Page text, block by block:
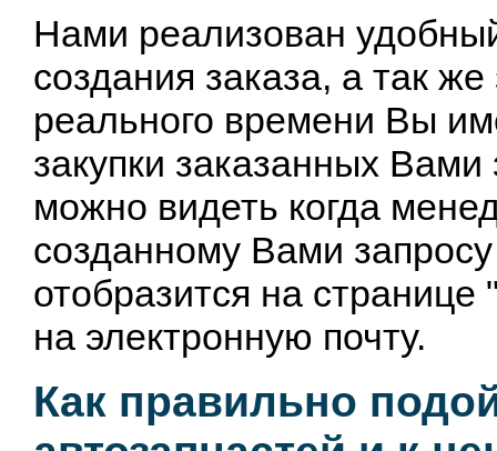
Нами реализован
создания заказа, а так
реального времени Вы
закупки заказанных
можно видеть когда
созданному Вами
отобразится на
на электронную почту.
Как правильно